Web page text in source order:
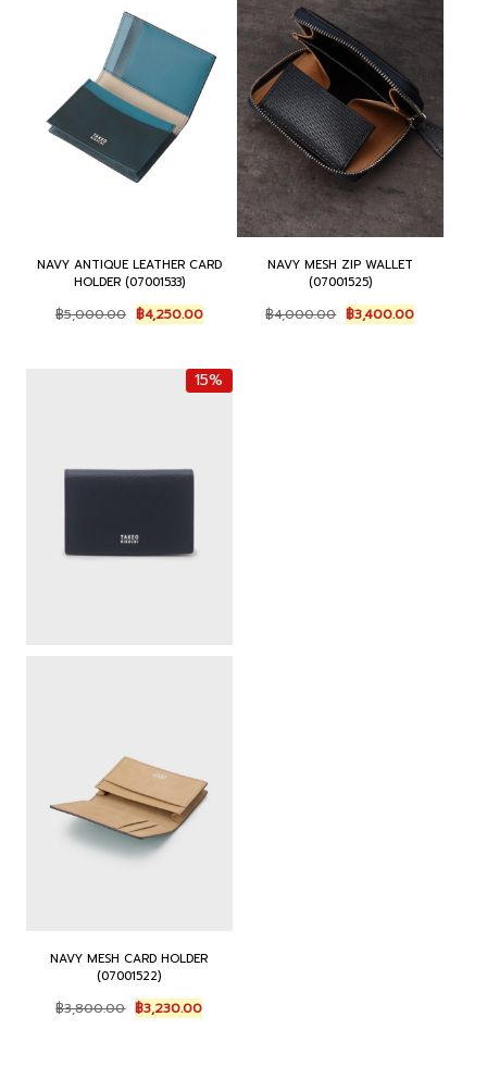
NAVY ANTIQUE LEATHER CARD
HOLDER (07001533)
฿5,000.00 Original
price
฿5,000.00.
฿4,250.00Current
price
฿4,250.00.
NAVY MESH ZIP WALLET
(07001525)
฿4,000.00 Original
price
฿3,400.00Current
price
15%
NAVY MESH CARD HOLDER
(07001522)
฿3,800.00 Original
price
฿3,230.00Current
price